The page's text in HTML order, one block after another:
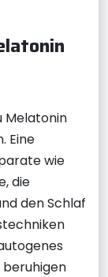
Melatonin
Eine
wie
die
den Schlaf
beruhigen